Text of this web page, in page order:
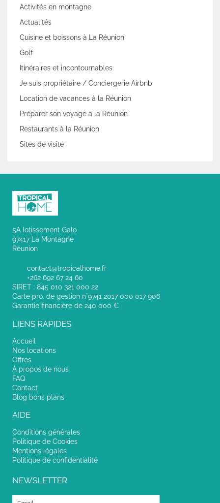
Activités en montagne
Actualités
Cuisine et boissons à La Réunion
Golf
Itinéraires et incontournables
Je suis propriétaire / Conciergerie Airbnb
Location de vacances à la Réunion
Préparer son voyage à la Réunion
Restaurants à la Réunion
Sites de visite
5A lotissement Galo
97417 La Montagne
Réunion
contact@tropicalhome.fr
+262 692 67 24 60
SIRET : 845 010 321 000 22
Carte pro. de gestion n°9741 2017 000 017 906
Garantie financière de 240 000 €
LIENS RAPIDES
Accueil
Nos locations
Offres
À propos de nous
FAQ
Contact
Blog bons plans
AIDE
Conditions générales
Politique de Cookies
Mentions légales
Politique de confidentialité
NEWSLETTER